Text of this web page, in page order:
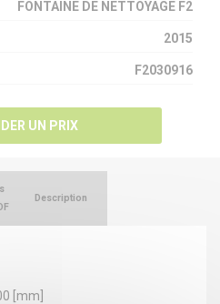
FONTAINE DE NETTOYAGE F2
2015
F2030916
UN PRIX
[mm]
Description